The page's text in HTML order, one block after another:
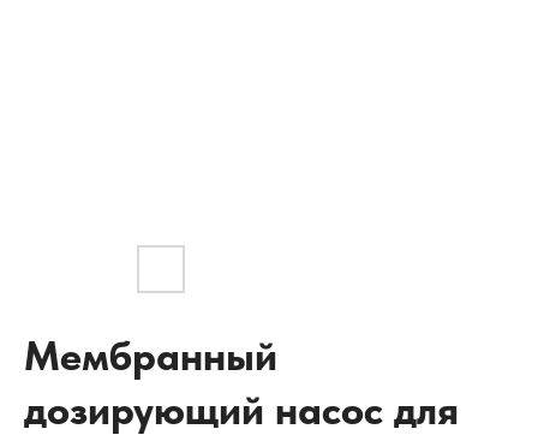
Мембранный
дозирующий насос для